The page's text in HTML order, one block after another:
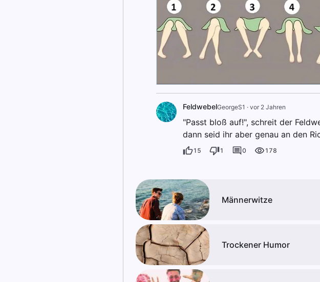
FeldwebelGeorgeS1 · vor 2 Jahren
"Passt bloß auf!", schreit der
dann seid ihr aber genau an den
15 1 0 178
Männerwitze
Trockener Humor